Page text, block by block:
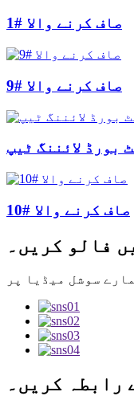
صاف کرنے والا #1
صاف کرنے والا #9
بورڈ لائننگ ٹیپ
صاف کرنے والا #10
فالو کریں۔
سوشل میڈیا پر
رابطہ کریں۔